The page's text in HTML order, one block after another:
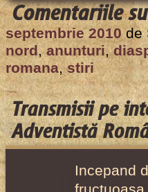
Comentariile
septembrie 2010 de
nord,anunturi,
romana,stiri
Transmisii pe
Adventistă
Incepand